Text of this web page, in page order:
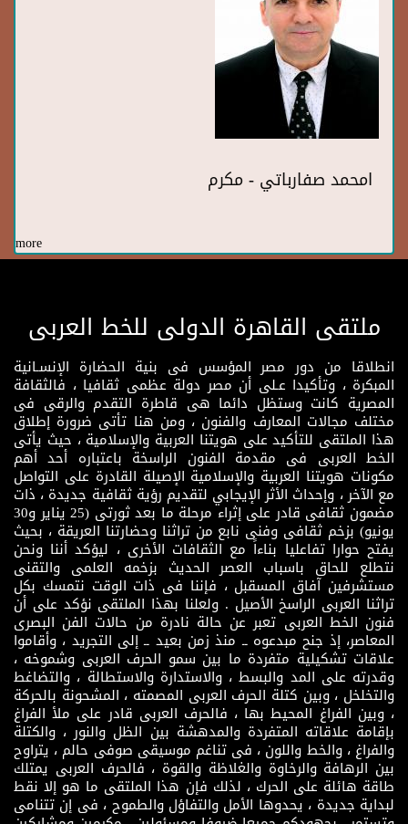
امحمد صفارباتي - مكرم
more
ملتقى القاهرة الدولى للخط العربى
انطلاقا من دور مصر المؤسس فى بنية الحضارة الإنسـانية
المبكرة ، وتأكيدا عـلى أن مصر دولة عظمى ثقافيا ، فالثقافة
المصرية كانت وستظل دائما هى قاطرة التقدم والرقى فى
مختلف مجالات المعارف والفنون ، ومن هنا تأتى ضرورة إطلاق
هذا الملتقى للتأكيد على هويتنا العربية والإسلامية ، حيث يأتى
الخط العربى فى مقدمة الفنون الراسخة باعتباره أحد أهم
مكونات هويتنا العربية والإسلامية الإصيلة القادرة على التواصل
مع الآخر ، وإحداث الأثر الإيجابي لتقديم رؤية ثقافية جديدة ، ذات
مضمون ثقافى قادر على إثراء مرحلة ما بعد ثورتى (25 يناير و30
يونيو) بزخم ثقافى وفنى نابع من تراثنا وحضارتنا العريقة ، بحيث
يفتح حوارا تفاعليا بناءاً مع الثقافات الأخرى ، ليؤكد أننا ونحن
نتطلع للحاق باسباب العصر الحديث بزخمه العلمى والتقنى
مستشرفين آفاق المسقبل ، فإننا فى ذات الوقت نتمسك بكل
تراثنا العربى الراسخ الأصيل . ولعلنا بهذا الملتقى نؤكد على أن
فنون الخط العربى تعبر عن حالة نادرة من حالات الفن البصرى
المعاصر، إذ جنح مبدعوه ــ منذ زمن بعيد ــ إلى التجريد ، وأقاموا
علاقات تشكيلية متفردة ما بين سمو الحرف العربى وشموخه ،
وقدرته على المد والبسط ، والاستدارة والاستطالة ، والتضاغط
والتخلخل ، وبين كتلة الحرف العربى المصمته ، المشحونة بالحركة
، وبين الفراغ المحيط بها ، فالحرف العربى قادر على ملأ الفراغ
بإقامة علاقاته المتفردة والمدهشة بين الظل والنور ، والكتلة
والفراغ ، والخط واللون ، فى تناغم موسيقى صوفى حالم ، يتراوح
بين الرهافة والرخاوة والغلاظة والقوة ، فالحرف العربى يمتلك
طاقة هائلة على الحرك ، لذلك فإن هذا الملتقى ما هو إلا نقط
لبداية جديدة ، يحدوها الأمل والتفاؤل والطموح ، فى إن تتنامى